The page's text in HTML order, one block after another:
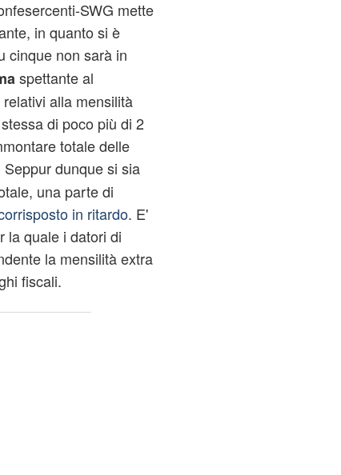
SWG mette
in quanto si è
cinque non sarà in
spettante al
alla mensilità
di poco più di 2
totale delle
Seppur dunque si sia
una parte di
in ritardo. E'
la quale i datori di
la mensilità extra
fiscali.